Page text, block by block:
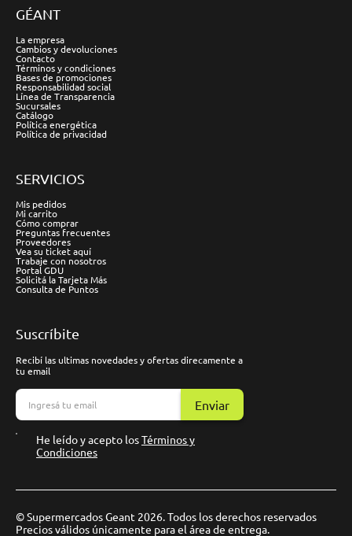
GÉANT
La empresa
Cambios y devoluciones
Contacto
Términos y condiciones
Bases de promociones
Responsabilidad social
Línea de Transparencia
Sucursales
Catálogo
Política energética
Política de privacidad
SERVICIOS
Mis pedidos
Mi carrito
Cómo comprar
Preguntas frecuentes
Proveedores
Vea su ticket aquí
Trabaje con nosotros
Portal GDU
Solicitá la Tarjeta Más
Consulta de Puntos
Suscríbite
Recibí las ultimas novedades y ofertas direcamente a
tu email
Enviar
He leído y acepto losTérminos y
Condiciones
© Supermercados Geant 2026. Todos los derechos reservados
Precios válidos únicamente para el área de entrega.